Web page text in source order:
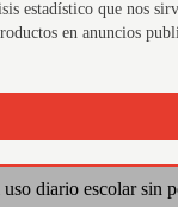
de alta
diario escolar sin
estadístico que nos
en anuncios